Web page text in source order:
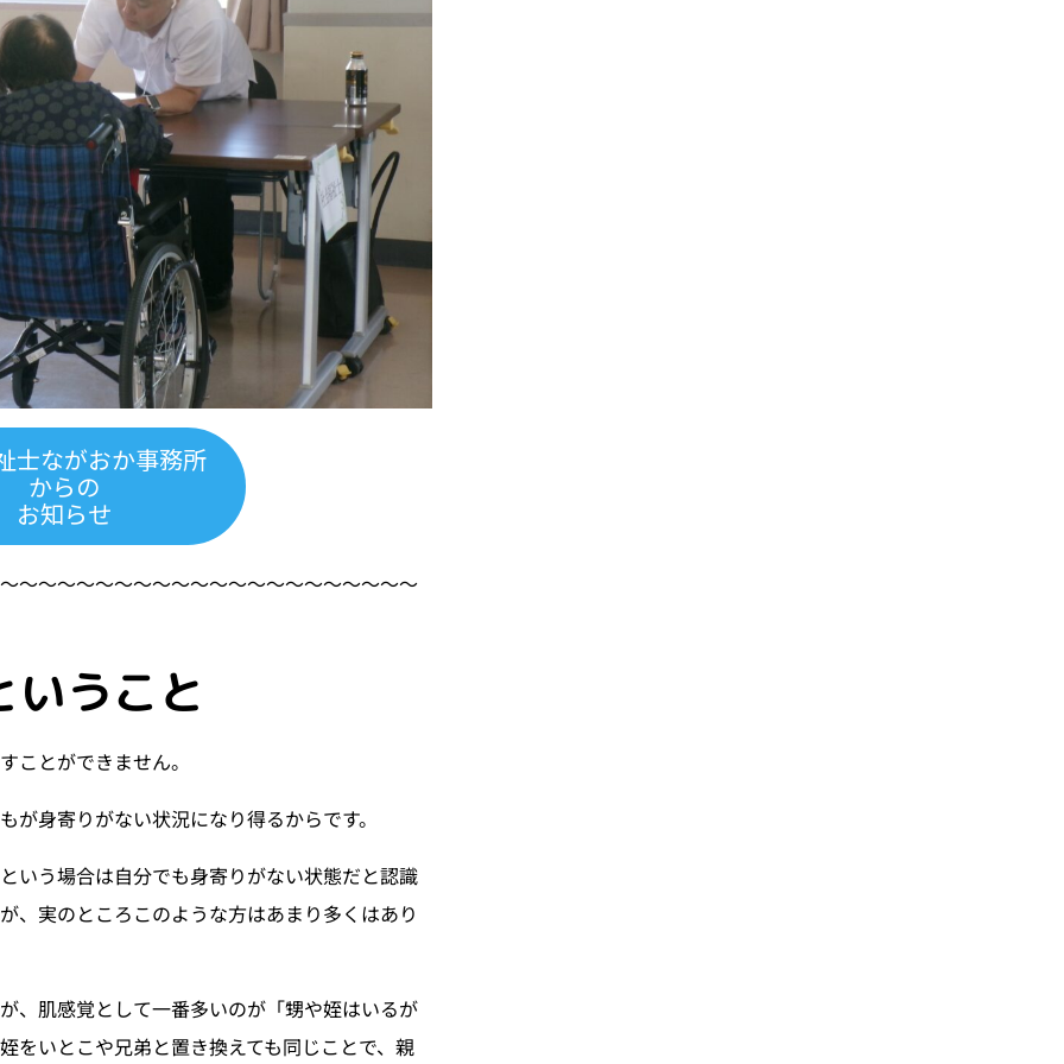
士ながおか事務所
からの
お知らせ
〜〜〜〜〜〜〜〜〜〜〜〜〜〜〜〜〜〜〜〜〜
うこと
ことができません。
身寄りがない状況になり得るからです。
いう場合は自分でも身寄りがない状態だと認識
、実のところこのような方はあまり多くはあり
、肌感覚として一番多いのが「甥や姪はいるが
をいとこや兄弟と置き換えても同じことで、親